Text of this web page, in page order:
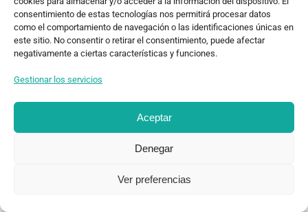
consentimiento de estas tecnologías nos permitirá procesar datos
como el comportamiento de navegación o las identificaciones únicas en
este sitio. No consentir o retirar el consentimiento, puede afectar
negativamente a ciertas características y funciones.
Gestionar los servicios
Aceptar
Denegar
Ver preferencias